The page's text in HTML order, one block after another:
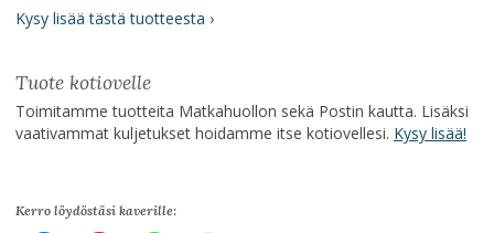
Kysy lisää tästä tuotteesta ›
Tuote kotiovelle
Toimitamme tuotteita Matkahuollon sekä Postin kautta. Lisäksi
vaativammat kuljetukset hoidamme itse kotiovellesi. Kysy lisää!
Kerro löydöstäsi kaverille: